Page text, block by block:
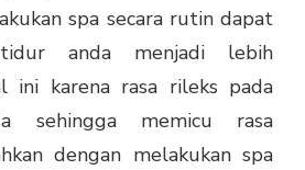
spa secara rutin dapat
anda menjadi lebih
ini karena rasa rileks pada
sehingga memicu rasa
dengan melakukan spa